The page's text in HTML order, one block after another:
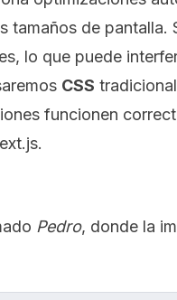
tamaños de pantalla.
lo que puede
CSS
funcionen
Pedro, donde la